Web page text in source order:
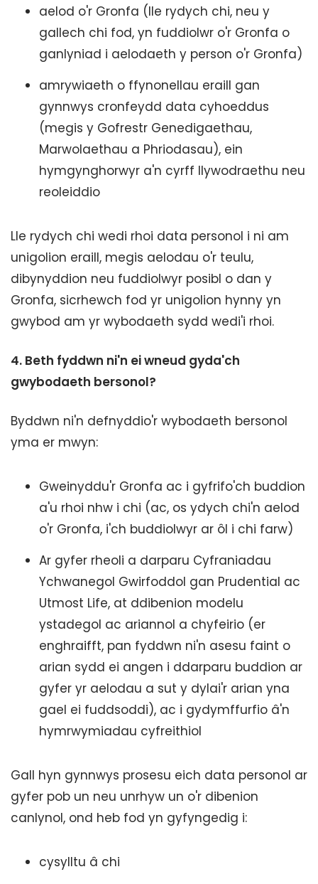
aelod o'r Gronfa (lle rydych chi, neu y
gallech chi fod, yn fuddiolwr o'r Gronfa o
ganlyniad i aelodaeth y person o'r Gronfa)
amrywiaeth o ffynonellau eraill gan
gynnwys cronfeydd data cyhoeddus
(megis y Gofrestr Genedigaethau,
Marwolaethau a Phriodasau), ein
hymgynghorwyr a'n cyrff llywodraethu neu
reoleiddio
Lle rydych chi wedi rhoi data personol i ni am
unigolion eraill, megis aelodau o'r teulu,
dibynyddion neu fuddiolwyr posibl o dan y
Gronfa, sicrhewch fod yr unigolion hynny yn
gwybod am yr wybodaeth sydd wedi'i rhoi.
4. Beth fyddwn ni'n ei wneud gyda'ch
gwybodaeth bersonol?
Byddwn ni'n defnyddio'r wybodaeth bersonol
yma er mwyn:
Gweinyddu'r Gronfa ac i gyfrifo'ch buddion
a'u rhoi nhw i chi (ac, os ydych chi'n aelod
o'r Gronfa, i'ch buddiolwyr ar ôl i chi farw)
Ar gyfer rheoli a darparu Cyfraniadau
Ychwanegol Gwirfoddol gan Prudential ac
Utmost Life, at ddibenion modelu
ystadegol ac ariannol a chyfeirio (er
enghraifft, pan fyddwn ni'n asesu faint o
arian sydd ei angen i ddarparu buddion ar
gyfer yr aelodau a sut y dylai'r arian yna
gael ei fuddsoddi), ac i gydymffurfio â'n
hymrwymiadau cyfreithiol
Gall hyn gynnwys prosesu eich data personol ar
gyfer pob un neu unrhyw un o'r dibenion
canlynol, ond heb fod yn gyfyngedig i:
cysylltu â chi